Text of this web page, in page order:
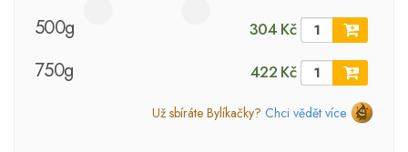
500g 304 Kč
750g 422 Kč
Už sbíráte Bylíkačky? Chci vědět více